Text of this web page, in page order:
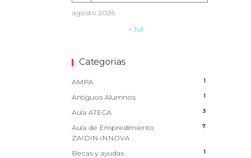
agosto 2026
« Jul
Categorias
AMPA 1
Antiguos Alumnos 1
Aula ATECA 3
Aula de Empredimiento
ZAIDIN·INNOVA
7
Becas y ayudas 1